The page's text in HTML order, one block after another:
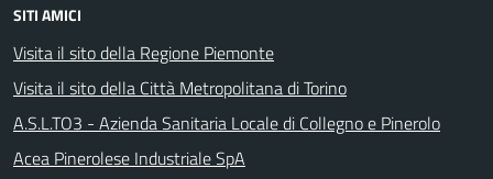
SITI AMICI
Visita il sito della Regione Piemonte
Visita il sito della Città Metropolitana di Torino
A.S.L.TO3 - Azienda Sanitaria Locale di Collegno e Pinerolo
Acea Pinerolese Industriale SpA